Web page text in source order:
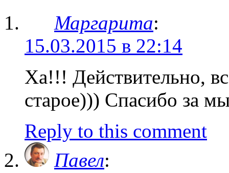
Маргарита:
15.03.2015 в 22:14
Ха!!! Действительно,
старое))) Спасибо за
Reply to this comment
Павел: